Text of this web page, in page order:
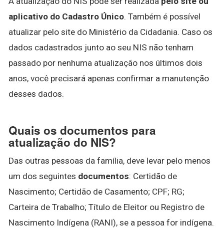
aplicativo do Cadastro Único. Também é possível
atualizar pelo site do Ministério da Cidadania. Caso os
dados cadastrados junto ao seu NIS não tenham
passado por nenhuma atualização nos últimos dois
anos, você precisará apenas confirmar a manutenção
desses dados.
Quais os documentos para
atualização do NIS?
Das outras pessoas da família, deve levar pelo menos
um dos seguintes documentos: Certidão de
Nascimento; Certidão de Casamento; CPF; RG;
Carteira de Trabalho; Título de Eleitor ou Registro de
Nascimento Indígena (RANI), se a pessoa for indígena.